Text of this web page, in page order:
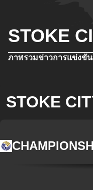
STOKE
ภาพรวมข่าวการแข่งขัน
STOKE